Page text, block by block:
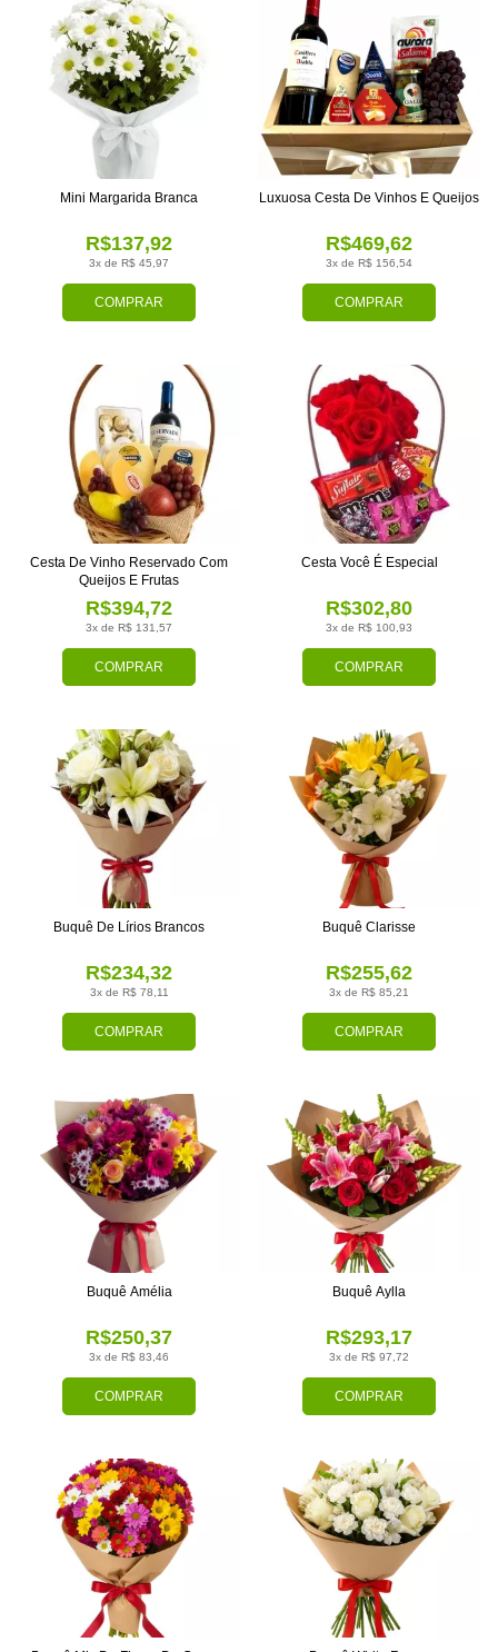
COMPRAR
3x de R$ 45,97
R$137,92
Mini Margarida Branca
COMPRAR
3x de R$ 156,54
R$469,62
Luxuosa Cesta De Vinhos E Queijos
COMPRAR
3x de R$ 131,57
R$394,72
Cesta De Vinho Reservado Com
Queijos E Frutas
COMPRAR
3x de R$ 100,93
R$302,80
Cesta Você É Especial
COMPRAR
3x de R$ 78,11
R$234,32
Buquê De Lírios Brancos
COMPRAR
3x de R$ 85,21
R$255,62
Buquê Clarisse
COMPRAR
3x de R$ 83,46
R$250,37
Buquê Amélia
COMPRAR
3x de R$ 97,72
R$293,17
Buquê Aylla